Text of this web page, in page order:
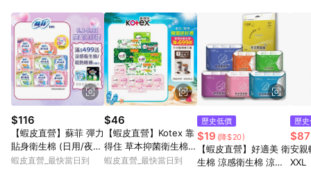
$116
【蝦皮直營】蘇菲 彈力
貼身衛生棉 (日用/夜
用) 超薄 輕薄 衛生棉
蝦皮直營_最快當日到
$46
【蝦皮直營】Kotex 靠
得住 草本抑菌衛生棉/
草本抑菌加強版/好菌P
蝦皮直營_最快當日到
歷史低價
$19 (降$20)
【蝦皮直營】好適美 衛
生棉 涼感衛生棉 涼感
歷
$87
安親
XXL